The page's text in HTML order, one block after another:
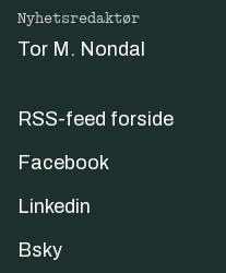
Nyhetsredaktør
Tor M. Nondal
RSS-feed forside
Facebook
Linkedin
Bsky